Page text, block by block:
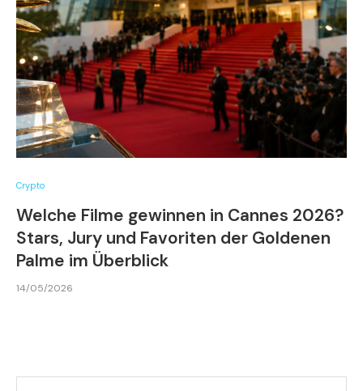
Crypto
Welche Filme gewinnen in Cannes 2026?
Stars, Jury und Favoriten der Goldenen
Palme im Überblick
14/05/2026